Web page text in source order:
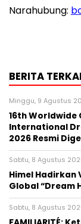
Narahubung:
BERITA
Minggu, 9 Agustus
16th Worldwide
International
2026 Resmi
Sabtu, 8 Agustus
Himel Hadirkan
Global “Dream
Sabtu, 8 Agustus